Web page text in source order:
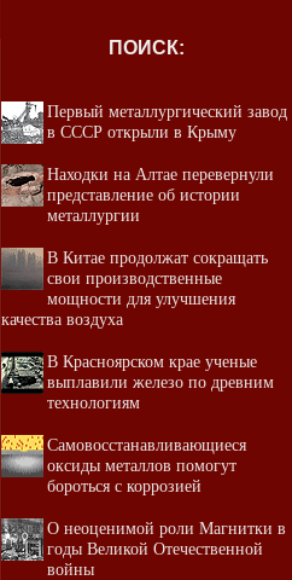
ПОИСК:
Первый металлургический завод
в СССР открыли в Крыму
Находки на Алтае перевернули
представление об истории
металлургии
В Китае продолжат сокращать
свои производственные
мощности для улучшения
качества воздуха
В Красноярском крае ученые
выплавили железо по древним
технологиям
Самовосстанавливающиеся
оксиды металлов помогут
бороться с коррозией
О неоценимой роли Магнитки в
годы Великой Отечественной
войны